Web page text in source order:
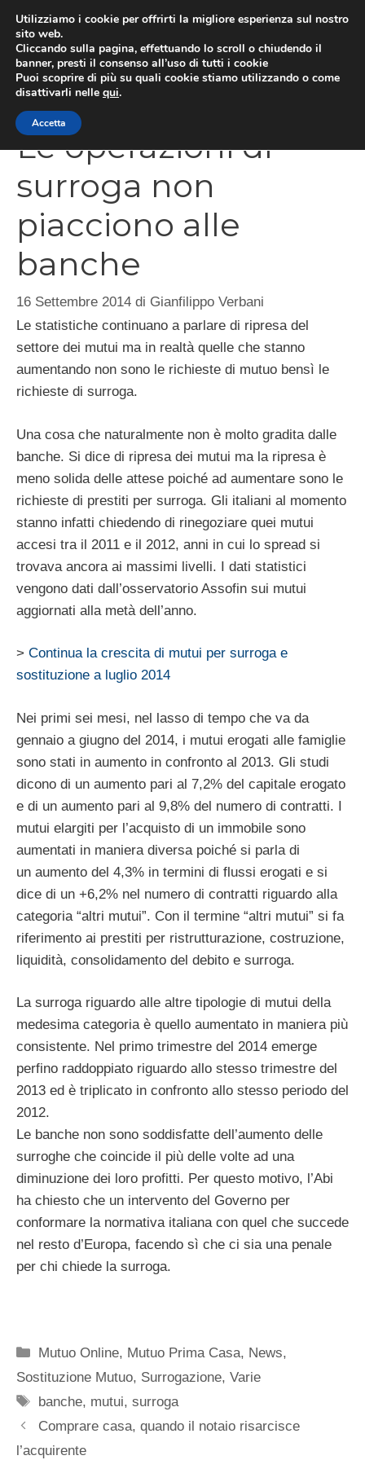
contenuto
Le operazioni di
surroga non
piacciono alle
banche
16 Settembre 2014 di Gianfilippo Verbani
Le statistiche continuano a parlare di ripresa del
settore dei mutui ma in realtà quelle che stanno
aumentando non sono le richieste di mutuo bensì le
richieste di surroga.
Una cosa che naturalmente non è molto gradita dalle
banche. Si dice di ripresa dei mutui ma la ripresa è
meno solida delle attese poiché ad aumentare sono le
richieste di prestiti per surroga. Gli italiani al momento
stanno infatti chiedendo di rinegoziare quei mutui
accesi tra il 2011 e il 2012, anni in cui lo spread si
trovava ancora ai massimi livelli. I dati statistici
vengono dati dall’osservatorio Assofin sui mutui
aggiornati alla metà dell’anno.
> Continua la crescita di mutui per surroga e
sostituzione a luglio 2014
Nei primi sei mesi, nel lasso di tempo che va da
gennaio a giugno del 2014, i mutui erogati alle famiglie
sono stati in aumento in confronto al 2013. Gli studi
dicono di un aumento pari al 7,2% del capitale erogato
e di un aumento pari al 9,8% del numero di contratti. I
mutui elargiti per l’acquisto di un immobile sono
aumentati in maniera diversa poiché si parla di
un aumento del 4,3% in termini di flussi erogati e si
dice di un +6,2% nel numero di contratti riguardo alla
categoria “altri mutui”. Con il termine “altri mutui” si fa
riferimento ai prestiti per ristrutturazione, costruzione,
liquidità, consolidamento del debito e surroga.
La surroga riguardo alle altre tipologie di mutui della
medesima categoria è quello aumentato in maniera più
consistente. Nel primo trimestre del 2014 emerge
perfino raddoppiato riguardo allo stesso trimestre del
2013 ed è triplicato in confronto allo stesso periodo del
2012.
Le banche non sono soddisfatte dell’aumento delle
surroghe che coincide il più delle volte ad una
diminuzione dei loro profitti. Per questo motivo, l’Abi
ha chiesto che un intervento del Governo per
conformare la normativa italiana con quel che succede
nel resto d’Europa, facendo sì che ci sia una penale
per chi chiede la surroga.
Categorie
Mutuo Online, Mutuo Prima Casa, News,
Sostituzione Mutuo, Surrogazione, Varie
Tag
banche, mutui,surroga
Comprare casa, quando il notaio risarcisce
l’acquirente
Utilizziamo i cookie per offrirti la migliore esperienza sul nostro
sito web.
Cliccando sulla pagina, effettuando lo scroll o chiudendo il
banner, presti il consenso all’uso di tutti i cookie
Puoi scoprire di più su quali cookie stiamo utilizzando o come
disattivarli nelle qui.
Accetta